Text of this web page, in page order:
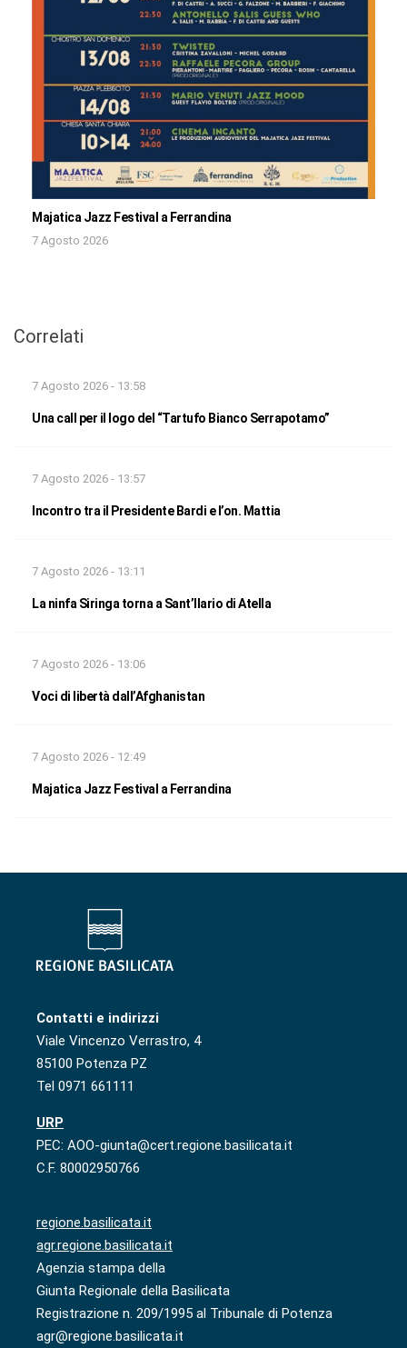
Majatica Jazz Festival a Ferrandina
7 Agosto 2026
Correlati
7 Agosto 2026 - 13:58
Una call per il logo del “Tartufo Bianco Serrapotamo”
7 Agosto 2026 - 13:57
Incontro tra il Presidente Bardi e l’on. Mattia
7 Agosto 2026 - 13:11
La ninfa Siringa torna a Sant’Ilario di Atella
7 Agosto 2026 - 13:06
Voci di libertà dall’Afghanistan
7 Agosto 2026 - 12:49
Majatica Jazz Festival a Ferrandina
Contatti e indirizzi
Viale Vincenzo Verrastro, 4
85100 Potenza PZ
Tel 0971 661111
URP
PEC: AOO-giunta@cert.regione.basilicata.it
C.F. 80002950766
regione.basilicata.it
agr.regione.basilicata.it
Agenzia stampa della
Giunta Regionale della Basilicata
Registrazione n. 209/1995 al Tribunale di Potenza
agr@regione.basilicata.it